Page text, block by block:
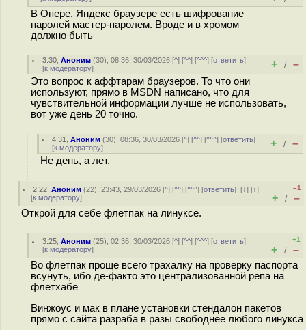
В Опере, Яндекс браузере есть шифрование
паролей мастер-паролем. Вроде и в хромом
должно быть
3.30 ,Аноним (30), 08:36, 30/03/2026 [^] [^^] [^^^] [ответить]
[к модератору] + / –
Это вопрос к аффтарам браузеров. То что они
используют, прямо в MSDN написано, что для
чувствительной информации лучше не использовать,
вот уже день 20 точно.
4.31 ,Аноним (30), 08:36, 30/03/2026 [^] [^^] [^^^] [ответить]
[к модератору] + / –
Не день, а лет.
2.22 ,Аноним (22), 23:43, 29/03/2026 [^] [^^] [^^^] [ответить][↓] [↑]
[к модератору]
–1
+ / –
Открой для себе флетпак на линуксе.
3.25 ,Аноним (25), 02:36, 30/03/2026 [^] [^^] [^^^] [ответить]
[к модератору]
+1
+ / –
Во флетпак проще всего трахалку на проверку паспорта
всунуть, ибо де-факто это централизованной репа на
флетхабе
Винжоус и мак в плане установки стендалон пакетов
прямо с сайта разраба в разы свободнее любого линукса